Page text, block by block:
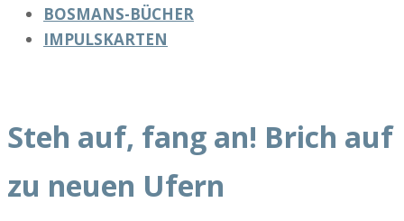
BOSMANS-BÜCHER
IMPULSKARTEN
Steh auf, fang an! Brich auf
zu neuen Ufern